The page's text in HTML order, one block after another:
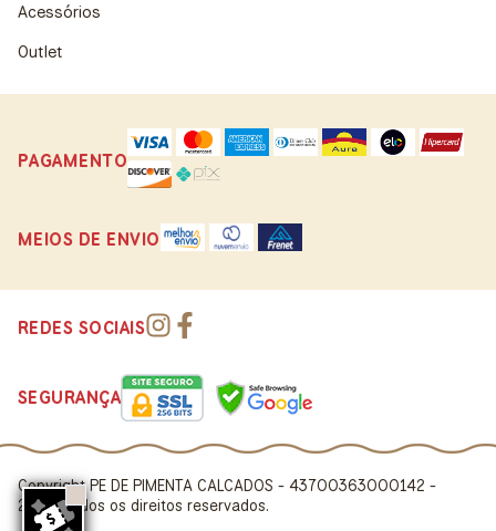
Acessórios
Outlet
PAGAMENTO
MEIOS DE ENVIO
REDES SOCIAIS
SEGURANÇA
Copyright PE DE PIMENTA CALCADOS - 43700363000142 -
2026. Todos os direitos reservados.